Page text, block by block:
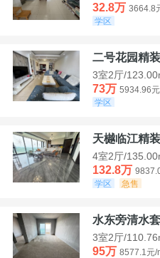
32.8万 3664.8
学区
二号花园精
3室2厅/
73万 5934.96元
学区
天樾临江精
4室2厅/
132.8万
学区
急售
水东旁清水
3室2厅/
95万 8577.1元/